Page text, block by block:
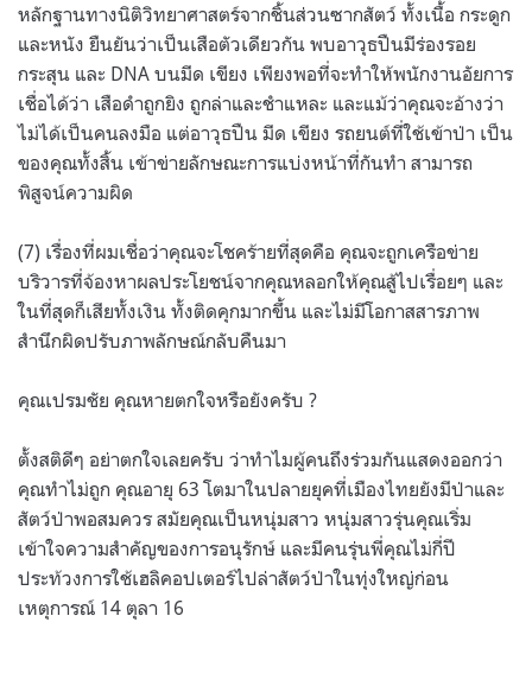
หลักฐานทางนิติวิทยาศาสตร์จากชิ้นส่วนซากสัตว์ ทั้งเนื้อ กระดูก
และหนัง ยืนยันว่าเป็นเสือตัวเดียวกัน พบอาวุธปืนมีร่องรอย
กระสุน และ DNA บนมีด เขียง เพียงพอที่จะทำให้พนักงานอัยการ
เชื่อได้ว่า เสือดำถูกยิง ถูกล่าและชำแหละ และแม้ว่าคุณจะอ้างว่า
ไม่ได้เป็นคนลงมือ แต่อาวุธปืน มีด เขียง รถยนต์ที่ใช้เข้าป่า เป็น
ของคุณทั้งสิ้น เข้าข่ายลักษณะการแบ่งหน้าที่กันทำ สามารถ
พิสูจน์ความผิด
(7) เรื่องที่ผมเชื่อว่าคุณจะโชคร้ายที่สุดคือ คุณจะถูกเครือข่าย
บริวารที่จ้องหาผลประโยชน์จากคุณหลอกให้คุณสู้ไปเรื่อยๆ และ
ในที่สุดก็เสียทั้งเงิน ทั้งติดคุกมากขึ้น และไม่มีโอกาสสารภาพ
สำนึกผิดปรับภาพลักษณ์กลับคืนมา
คุณเปรมชัย คุณหายตกใจหรือยังครับ ?
ตั้งสติดีๆ อย่าตกใจเลยครับ ว่าทำไมผู้คนถึงร่วมกันแสดงออกว่า
คุณทำไม่ถูก คุณอายุ 63 โตมาในปลายยุคที่เมืองไทยยังมีป่าและ
สัตว์ป่าพอสมควร สมัยคุณเป็นหนุ่มสาว หนุ่มสาวรุ่นคุณเริ่ม
เข้าใจความสำคัญของการอนุรักษ์ และมีคนรุ่นพี่คุณไม่กี่ปี
ประท้วงการใช้เฮลิคอปเตอร์ไปล่าสัตว์ป่าในทุ่งใหญ่ก่อน
เหตุการณ์ 14 ตุลา 16